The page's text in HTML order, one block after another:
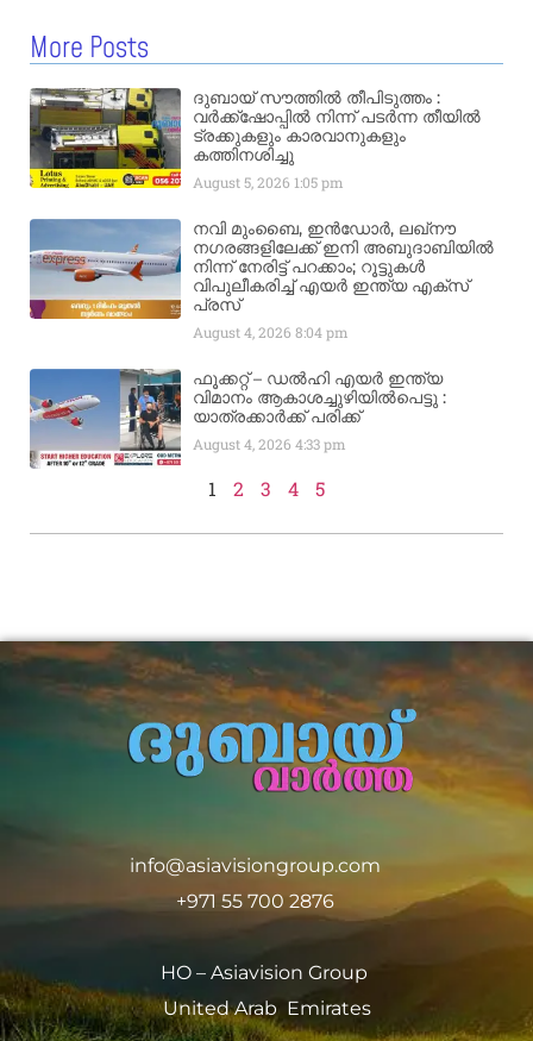
More Posts
ദുബായ് സൗത്തിൽ തീപിടുത്തം :
വർക്ക്‌ഷോപ്പിൽ നിന്ന് പടർന്ന തീയിൽ
ട്രക്കുകളും കാരവാനുകളും
കത്തിനശിച്ചു
August 5, 2026 1:05 pm
നവി മുംബൈ, ഇൻഡോർ, ലഖ്നൗ
നഗരങ്ങളിലേക്ക് ഇനി അബുദാബിയിൽ
നിന്ന് നേരിട്ട് പറക്കാം; റൂട്ടുകൾ
വിപുലീകരിച്ച് എയർ ഇന്ത്യ എക്സ്
പ്രസ്
August 4, 20268:04 pm
ഫൂക്കറ്റ് – ഡൽഹി എയര്‍ ഇന്ത്യ
വിമാനം ആകാശച്ചുഴിയില്‍പെട്ടു :
യാത്രക്കാര്‍ക്ക് പരിക്ക്
August 4, 20264:33 pm
1 2 3 4 5
info@asiavisiongroup.com
+971 55 700 2876
HO – Asiavision Group
United Arab Emirates